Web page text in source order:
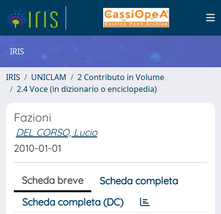
IRIS
IRIS UNICLAM
2 Contributo in Volume
2.4 Voce (in dizionario o enciclopedia)
Fazioni
DEL CORSO, Lucio
2010-01-01
Scheda breve
Scheda completa
Scheda completa (DC)